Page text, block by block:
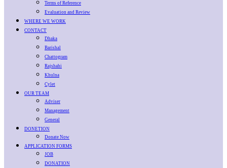
Terms of Reference
Evaluation and Review
WHERE WE WORK
CONTACT
Dhaka
Barishal
Chattogram
Rajshahi
Khulna
Cylet
OUR TEAM
Adviser
Management
General
DONETION
Donate Now
APPLICATION FORMS
JOB
DONATION